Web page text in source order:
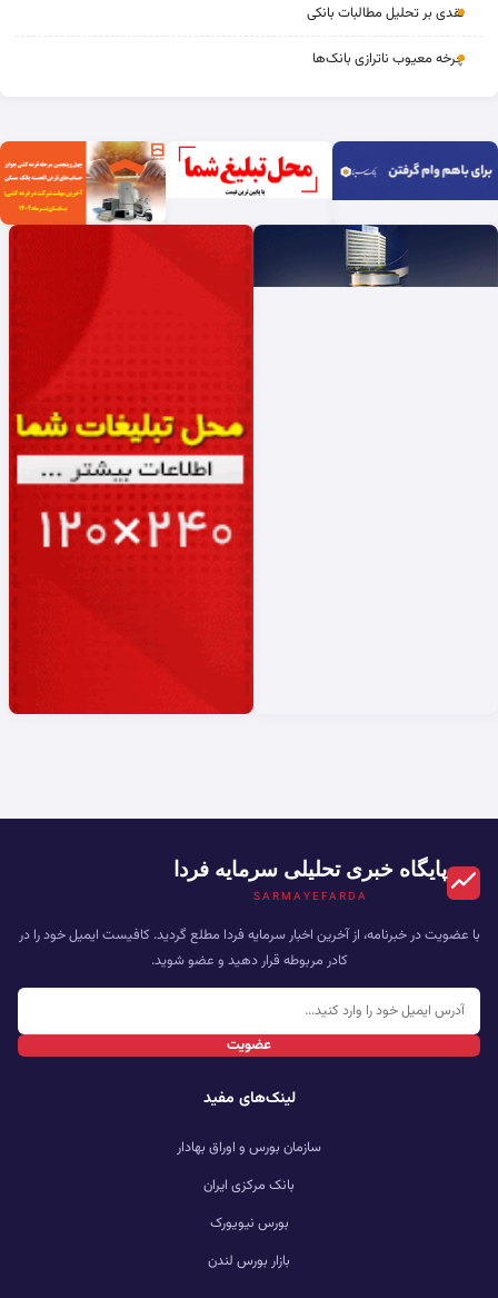
نقدی بر تحلیل مطالبات بانکی
چرخه‌ معیوب ناترازی بانک‌ها
پایگاه خبری تحلیلی سرمایه فردا
SARMAYEFARDA
با عضویت در خبرنامه، از آخرین اخبار سرمایه فردا مطلع گردید. کافیست ایمیل خود را در
کادر مربوطه قرار دهید و عضو شوید.
عضویت
لینک‌های مفید
سازمان بورس و اوراق بهادار
بانک مرکزی ایران
بورس نیویورک
بازار بورس لندن